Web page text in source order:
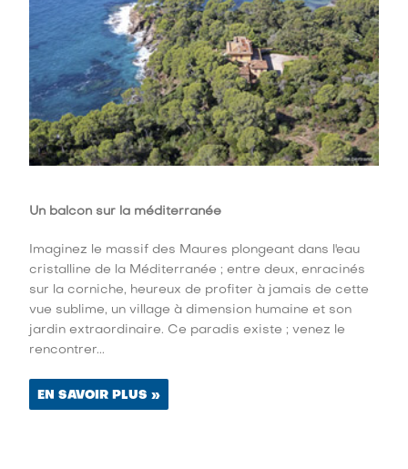
Un balcon sur la méditerranée
Imaginez le massif des Maures plongeant dans l'eau
cristalline de la Méditerranée ; entre deux, enracinés
sur la corniche, heureux de profiter à jamais de cette
vue sublime, un village à dimension humaine et son
jardin extraordinaire. Ce paradis existe ; venez le
rencontrer...
EN SAVOIR PLUS »